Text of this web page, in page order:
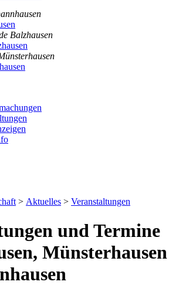
> Aktuelles > Veranstaltungen
und Termine
Münsterhausen